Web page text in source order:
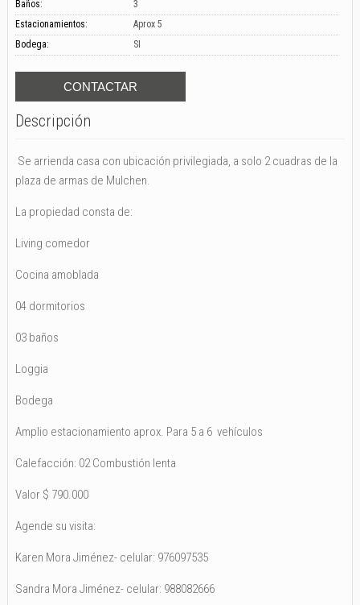
Baños:
3
Estacionamientos:
Aprox 5
Bodega:
SI
Descripción
Se arrienda casa con ubicación privilegiada, a solo 2 cuadras de la
plaza de armas de Mulchen.
La propiedad consta de:
Living comedor
Cocina amoblada
04 dormitorios
03 baños
Loggia
Bodega
Amplio estacionamiento aprox. Para 5 a 6 vehículos
Calefacción: 02 Combustión lenta
Valor $ 790.000
Agende su visita:
Karen Mora Jiménez- celular: 976097535
Sandra Mora Jiménez- celular: 988082666